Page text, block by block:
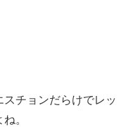
チョンだらけでレッ
。